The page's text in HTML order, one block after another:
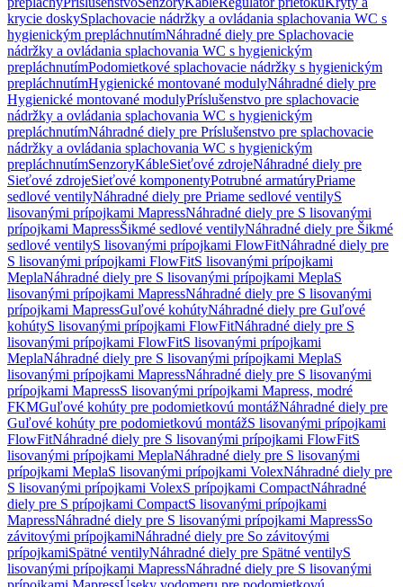
krycie doskySplachovacie nádržky a ovládania splachovania WC s
hygienickým prepláchnutímNáhradné diely pre Splachovacie
nádržky a ovládania splachovania WC s hygienickým
prepláchnutímPodomietkové splachovacie nádržky s hygienickým
prepláchnutímHygienické montované modulyNáhradné diely pre
Hygienické montované modulyPríslušenstvo pre splachovacie
nádržky a ovládania splachovania WC s hygienickým
prepláchnutímNáhradné diely pre Príslušenstvo pre splachovacie
nádržky a ovládania splachovania WC s hygienickým
prepláchnutímSenzoryKábleSieťové zdrojeNáhradné diely pre
Sieťové zdrojeSieťové komponentyPotrubné armatúryPriame
sedlové ventilyNáhradné diely pre Priame sedlové ventilyS
lisovanými prípojkami MapressNáhradné diely pre S lisovanými
prípojkami MapressŠikmé sedlové ventilyNáhradné diely pre Šikmé
sedlové ventilyS lisovanými prípojkami FlowFitNáhradné diely pre
S lisovanými prípojkami FlowFitS lisovanými prípojkami
MeplaNáhradné diely pre S lisovanými prípojkami MeplaS
lisovanými prípojkami MapressNáhradné diely pre S lisovanými
prípojkami MapressGuľové kohútyNáhradné diely pre Guľové
kohútyS lisovanými prípojkami FlowFitNáhradné diely pre S
lisovanými prípojkami FlowFitS lisovanými prípojkami
MeplaNáhradné diely pre S lisovanými prípojkami MeplaS
lisovanými prípojkami MapressNáhradné diely pre S lisovanými
prípojkami MapressS lisovanými prípojkami Mapress, modré
FKMGuľové kohúty pre podomietkovú montážNáhradné diely pre
Guľové kohúty pre podomietkovú montážS lisovanými prípojkami
FlowFitNáhradné diely pre S lisovanými prípojkami FlowFitS
lisovanými prípojkami MeplaNáhradné diely pre S lisovanými
prípojkami MeplaS lisovanými prípojkami VolexNáhradné diely pre
S lisovanými prípojkami VolexS prípojkami CompactNáhradné
diely pre S prípojkami CompactS lisovanými prípojkami
MapressNáhradné diely pre S lisovanými prípojkami MapressSo
závitovými prípojkamiNáhradné diely pre So závitovými
prípojkamiSpätné ventilyNáhradné diely pre Spätné ventilyS
lisovanými prípojkami MapressNáhradné diely pre S lisovanými